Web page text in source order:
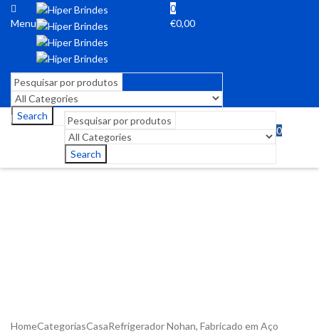
Menu
0
€0,00
Search
Search
0
HomeCategoriasCasaRefrigerador Nohan, Fabricado em Aço